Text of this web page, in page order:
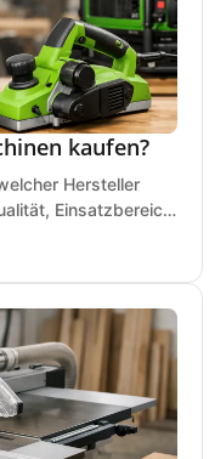
kaufen?
Hersteller
Einsatzbereich,